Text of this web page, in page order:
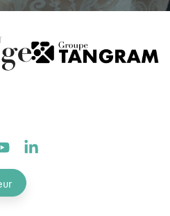
:
Youtube :Linkedin :